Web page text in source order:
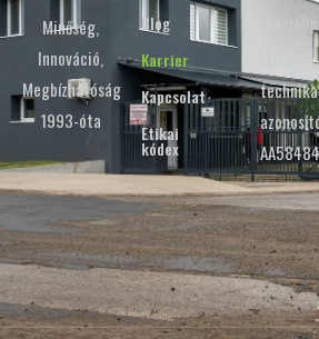
Minőség,
Innováció,
Megbízhatóság
1993-óta
Blog
Karrier
Kapcsolat
Etikai
kódex